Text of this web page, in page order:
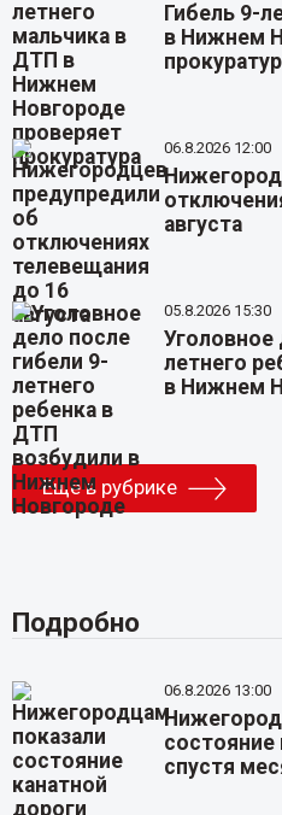
Гибель 9-
в Нижнем
06.8.2026 12:00
августа
05.8.2026 15:30
Уголовное
летнего
в Нижнем
Еще в рубрике
Подробно
06.8.2026 13:00
состояние
спустя